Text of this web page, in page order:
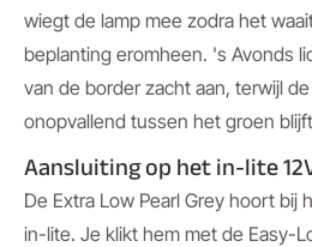
wiegt de lamp mee zodra het
beplanting eromheen. 's Avonds
van de border zacht aan, terwijl
onopvallend tussen het groen
Aansluiting op het in-lite
De Extra Low Pearl Grey hoort bij
in-lite. Je klikt hem met de Easy-